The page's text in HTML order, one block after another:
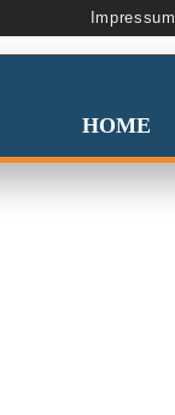
Impressum
HOME